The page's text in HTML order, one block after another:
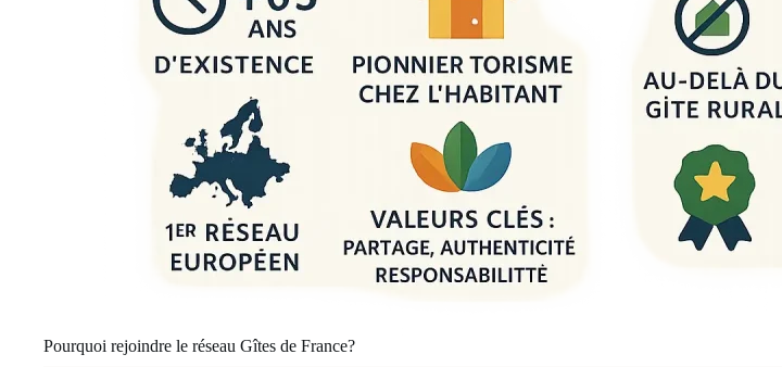
Pourquoi rejoindre le réseau Gîtes de France?